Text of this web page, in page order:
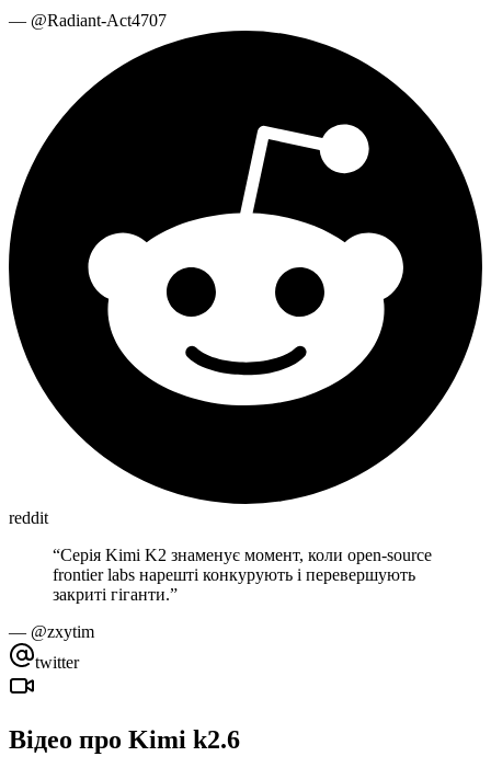
— @Radiant-Act4707
reddit
“Серія Kimi K2 знаменує момент, коли open-source
frontier labs нарешті конкурують і перевершують
закриті гіганти.”
— @zxytim
twitter
Відео про Kimi k2.6